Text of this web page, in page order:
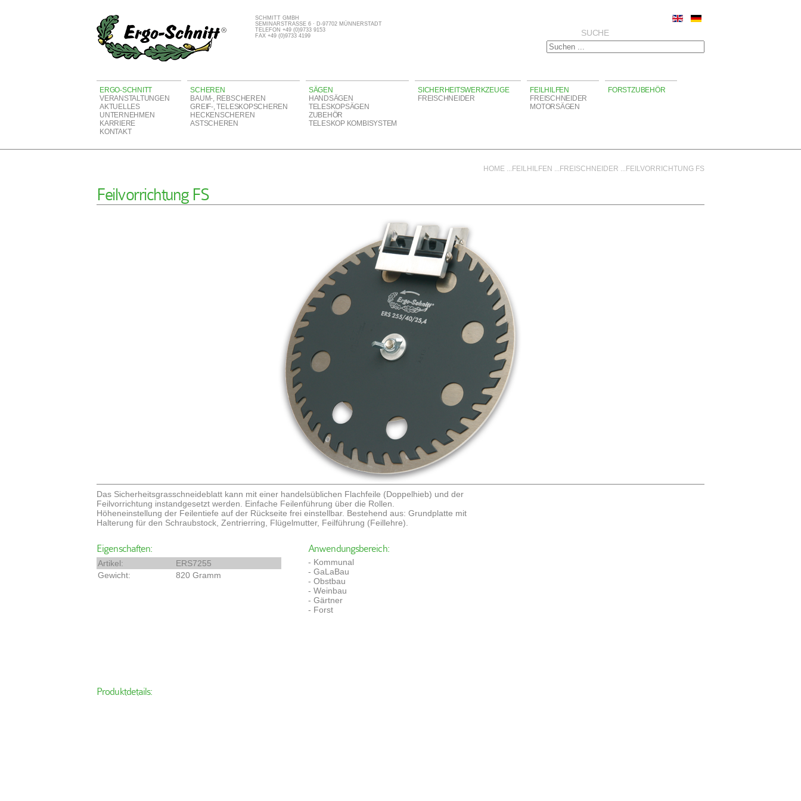
SCHMITT GMBH
SEMINARSTRASSE 6 · D-97702 MÜNNERSTADT
TELEFON +49 (0)9733 9153
FAX +49 (0)9733 4199
SUCHE
ERGO-SCHNITT
VERANSTALTUNGEN
AKTUELLES
UNTERNEHMEN
KARRIERE
KONTAKT
SCHEREN
BAUM-, REBSCHEREN
GREIF-, TELESKOPSCHEREN
HECKENSCHEREN
ASTSCHEREN
SÄGEN
HANDSÄGEN
TELESKOPSÄGEN
ZUBEHÖR
TELESKOP KOMBISYSTEM
SICHERHEITSWERKZEUGE
FREISCHNEIDER
FEILHILFEN
FREISCHNEIDER
MOTORSÄGEN
FORSTZUBEHÖR
HOME ... FEILHILFEN ... FREISCHNEIDER ... FEILVORRICHTUNG FS
Feilvorrichtung FS
Das Sicherheitsgrasschneideblatt kann mit einer handelsüblichen Flachfeile (Doppelhieb) und der
Feilvorrichtung instandgesetzt werden. Einfache Feilenführung über die Rollen.
Höheneinstellung der Feilentiefe auf der Rückseite frei einstellbar. Bestehend aus: Grundplatte mit
Halterung für den Schraubstock, Zentrierring, Flügelmutter, Feilführung (Feillehre).
Eigenschaften:
Artikel:
ERS7255
Gewicht:
820 Gramm
Anwendungsbereich:
- Kommunal
- GaLaBau
- Obstbau
- Weinbau
- Gärtner
- Forst
Produktdetails: